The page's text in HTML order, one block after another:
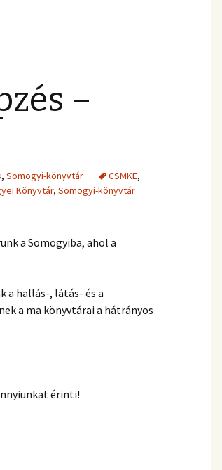
–
, Somogyi-könyvtár CSMKE,
Könyvtár, Somogyi-könyvtár
a Somogyiba, ahol a
hallás-, látás- és a
a ma könyvtárai a hátrányos
érinti!